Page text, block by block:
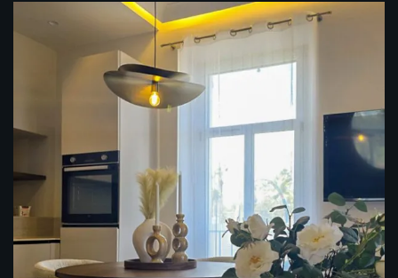
Transformation et aménagement d’un
T2 en T3 (Antibes)